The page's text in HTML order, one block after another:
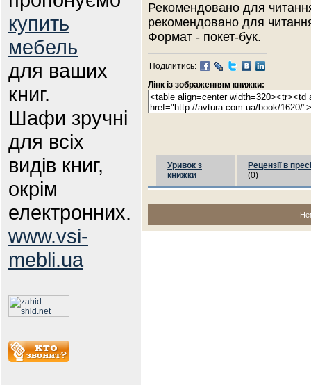
купить
мебель
для ваших
книг.
Шафи зручні
для всіх
видів книг,
окрім
електронних.
www.vsi-
mebli.ua
Рекомендовано для
рекомендовано для
Формат - покет-бук.
Поділитись:
Лінк із зображенням книжки:
Уривок з
книжки
Рецензії в пресі
(0)